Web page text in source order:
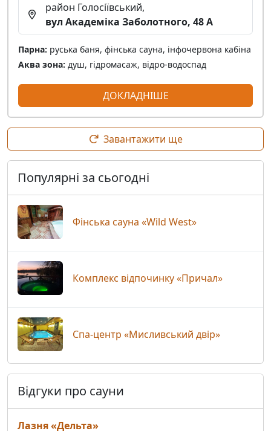
район Голосіївський,
вул Академіка Заболотного, 48 А
Парна: руська баня, фінська сауна, інфочервона кабіна
Аква зона: душ, гідромасаж, відро-водоспад
ДОКЛАДНІШЕ
Завантажити ще
Популярні за сьогодні
Фінська сауна «Wild West»
Комплекс відпочинку «Причал»
Спа-центр «Мисливський двір»
Відгуки про сауни
Лазня «Дельта»